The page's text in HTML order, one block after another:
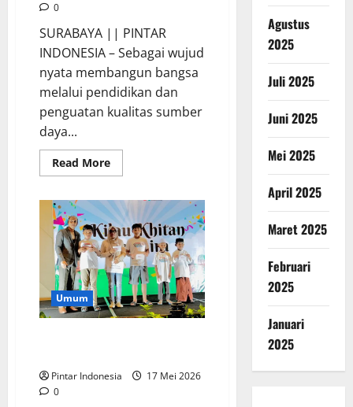
0
SURABAYA || PINTAR
INDONESIA – Sebagai wujud
nyata membangun bangsa
melalui pendidikan dan
penguatan kualitas sumber
daya...
Read MoreRead
more
Lulusan
SMK
Indonesia
Bekerja
di
Berbagai
Negara
Umum
Pintar Indonesia
17 Mei 2026
0
Agustus
2025
Juli 2025
Juni 2025
Mei 2025
April 2025
Maret 2025
Februari
2025
Januari
2025